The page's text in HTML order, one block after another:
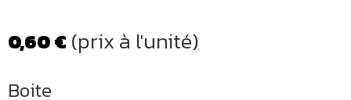
0,60€ (prix à l'unité)
Boite